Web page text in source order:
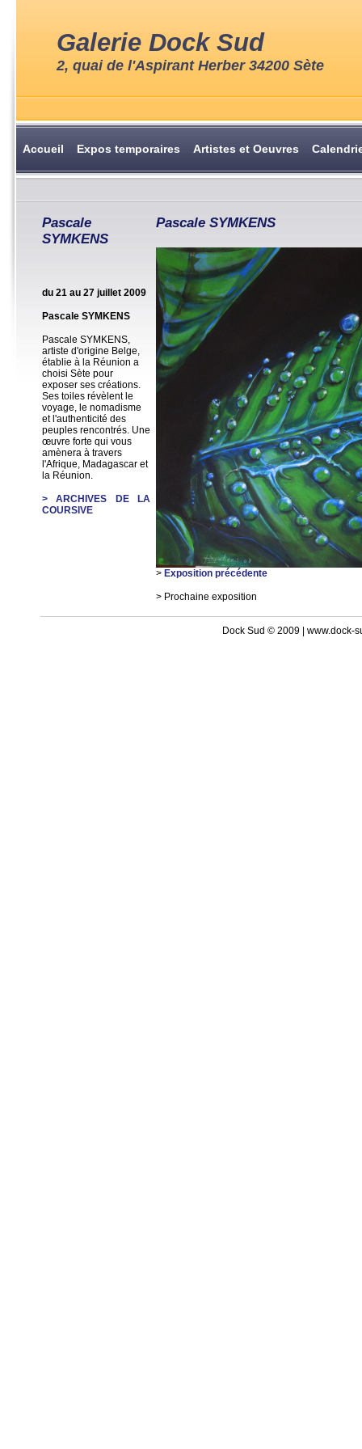
Galerie Dock Sud
2, quai de l'Aspirant Herber 34200 Sète
Accueil Expos temporaires Artistes et Oeuvres
Pascale
SYMKENS
du 21 au 27 juillet 2009
Pascale SYMKENS
Pascale SYMKENS,
artiste d'origine Belge,
établie à la Réunion a
choisi Sète pour
exposer ses créations.
Ses toiles révèlent le
voyage, le nomadisme
et l'authenticité des
peuples rencontrés. Une
œuvre forte qui vous
amènera à travers
l'Afrique, Madagascar et
la Réunion.
> ARCHIVES DE LA
COURSIVE
Pascale SYMKENS
> Exposition précédente
> Prochaine exposition
Dock Sud © 2009 | www.dock-